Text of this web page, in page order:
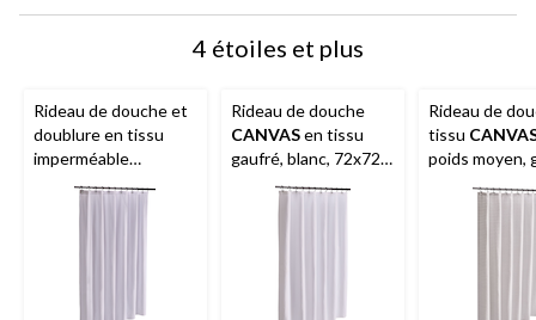
4 étoiles et plus
Rideau de douche et
doublure en tissu
imperméable
CANVAS2 en 1, 70 x
Rideau de douche
CANVASen tissu
gaufré, blanc, 72x72
Rideau de
tissu
poids moyen,
72x72 po